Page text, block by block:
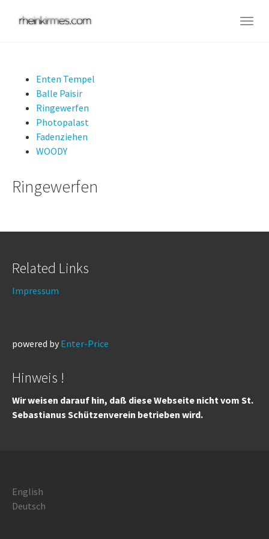
Enten Tempel
Balle Paisir
Ringewerfen
Photopalast
Fadenziehen
WOODY
Ringewerfen
Related Links
Impressum
powered by Enter-Price
Hinweis !
Wir weisen darauf hin, daß diese Webseite nicht vom St.
Sebastianus Schützenverein betrieben wird.
English
Deutsch